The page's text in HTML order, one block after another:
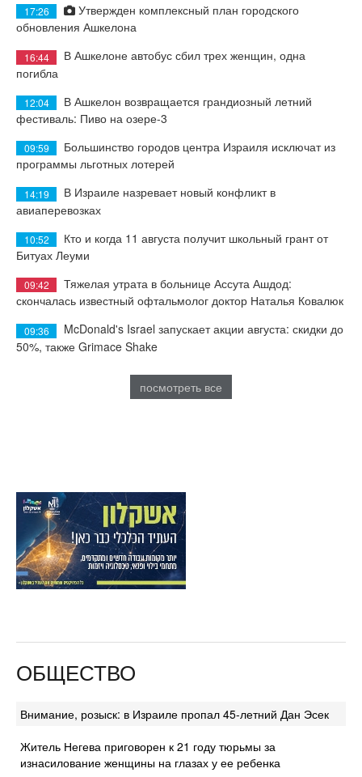
17:26
Утвержден комплексный план городского
обновления Ашкелона
16:44
В Ашкелоне автобус сбил трех женщин, одна
погибла
12:04
В Ашкелон возвращается грандиозный летний
фестиваль: Пиво на озере-3
09:59
Большинство городов центра Израиля исключат из
программы льготных лотерей
14:19
В Израиле назревает новый конфликт в
авиаперевозках
10:52
Кто и когда 11 августа получит школьный грант от
Битуах Леуми
09:42
Тяжелая утрата в больнице Ассута Ашдод:
скончалась известный офтальмолог доктор Наталья Ковалюк
09:36
McDonald's Israel запускает акции августа: скидки до
50%, также Grimace Shake
посмотреть все
ОБЩЕСТВО
Внимание, розыск: в Израиле пропал 45-летний Дан Эсек
Житель Негева приговорен к 21 году тюрьмы за
изнасилование женщины на глазах у ее ребенка